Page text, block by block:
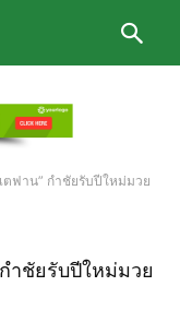
ตฟาน” กำชัยรับปีใหม่มวย
ำชัยรับปีใหม่มวย